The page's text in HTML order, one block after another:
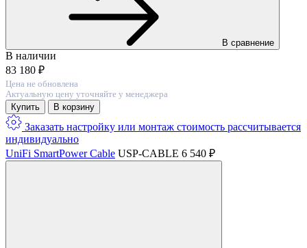
В сравнение
В наличии
83 180 ₽
Цена не обновлена
Актуальную цену уточняйте у менеджера
Купить В корзину
Заказать настройку или монтаж стоимость расcчитывается
индивидуально
UniFi SmartPower Cable USP-CABLE 6 540 ₽